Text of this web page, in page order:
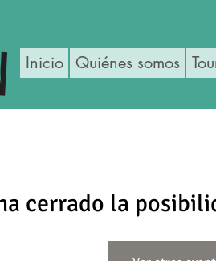
Inicio Quiénes somos
cerrado la